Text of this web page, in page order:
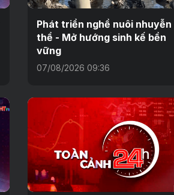
Phát triển nghề nuôi nhuyễn
thể - Mở hướng sinh kế bền
vững
07/08/2026 09:36